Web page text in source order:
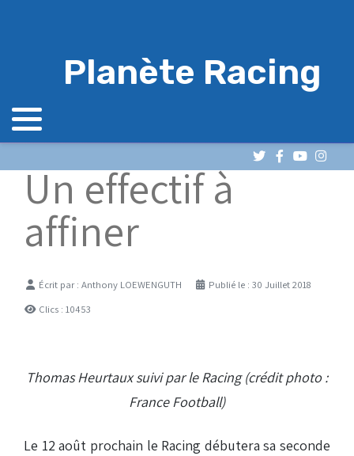
Planète Racing
Un effectif à
affiner
DétailsÉcrit par : Anthony LOEWENGUTH
Publié le : 30 Juillet 2018
Clics : 10453
Thomas Heurtaux suivi par le Racing (crédit photo :
France Football)
Le 12 août prochain le Racing débutera sa seconde